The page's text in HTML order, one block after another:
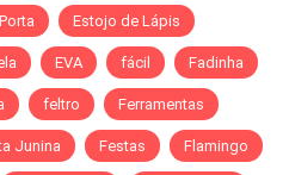
Estojo de Lápis
EVA fácil Fadinha
feltro Ferramentas
Junina Festas Flamingo